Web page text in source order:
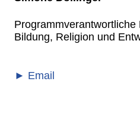
Programmverantwortliche
Bildung, Religion und
► Email